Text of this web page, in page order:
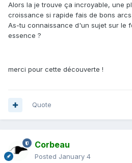
Alors la je trouve ça incroyable, une
croissance si rapide fais de bons arcs
As-tu connaissance d'un sujet sur le
essence ?
merci pour cette découverte !
Quote
Corbeau
Posted January 4